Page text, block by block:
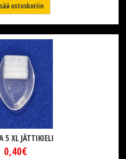
ostoskoriin
5 XL JÄTTIKIELI
0,40€